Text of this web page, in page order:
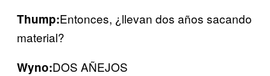
Thump:Entonces, ¿llevan dos años sacando
material?
Wyno:DOS AÑEJOS